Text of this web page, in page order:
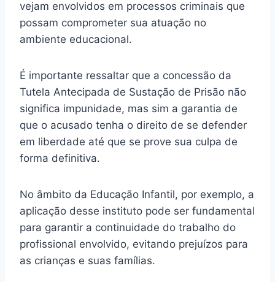
vejam envolvidos em processos criminais que
possam comprometer sua atuação no
ambiente educacional.
É importante ressaltar que a concessão da
Tutela Antecipada de Sustação de Prisão não
significa impunidade, mas sim a garantia de
que o acusado tenha o direito de se defender
em liberdade até que se prove sua culpa de
forma definitiva.
No âmbito da Educação Infantil, por exemplo, a
aplicação desse instituto pode ser fundamental
para garantir a continuidade do trabalho do
profissional envolvido, evitando prejuízos para
as crianças e suas famílias.